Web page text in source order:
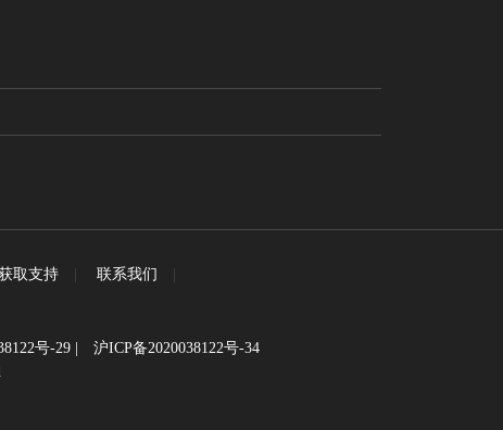
取支持 联系我们
号-29| 沪ICP备2020038122号-34